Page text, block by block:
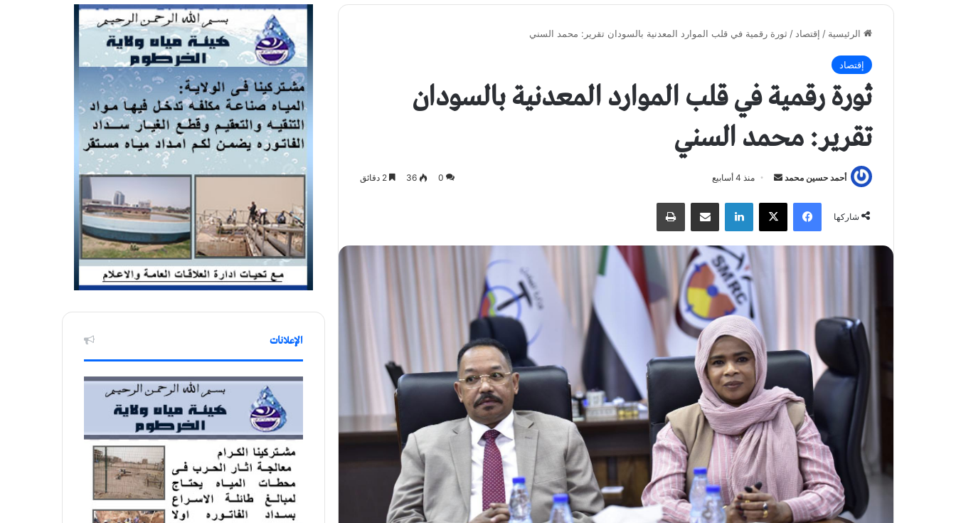
الرئيسية / إقتصاد / ثورة رقمية في قلب الموارد المعدنية بالسودان تقرير: محمد السني
إقتصاد
ثورة رقمية في قلب الموارد المعدنية بالسودان
تقرير: محمد السني
أحمد حسين محمد
س
ب
ك
ر
و
ن
ي
منذ 4 أسابيع 0
36
شاركها
فيسبوك لينكدإن
الإعلانات